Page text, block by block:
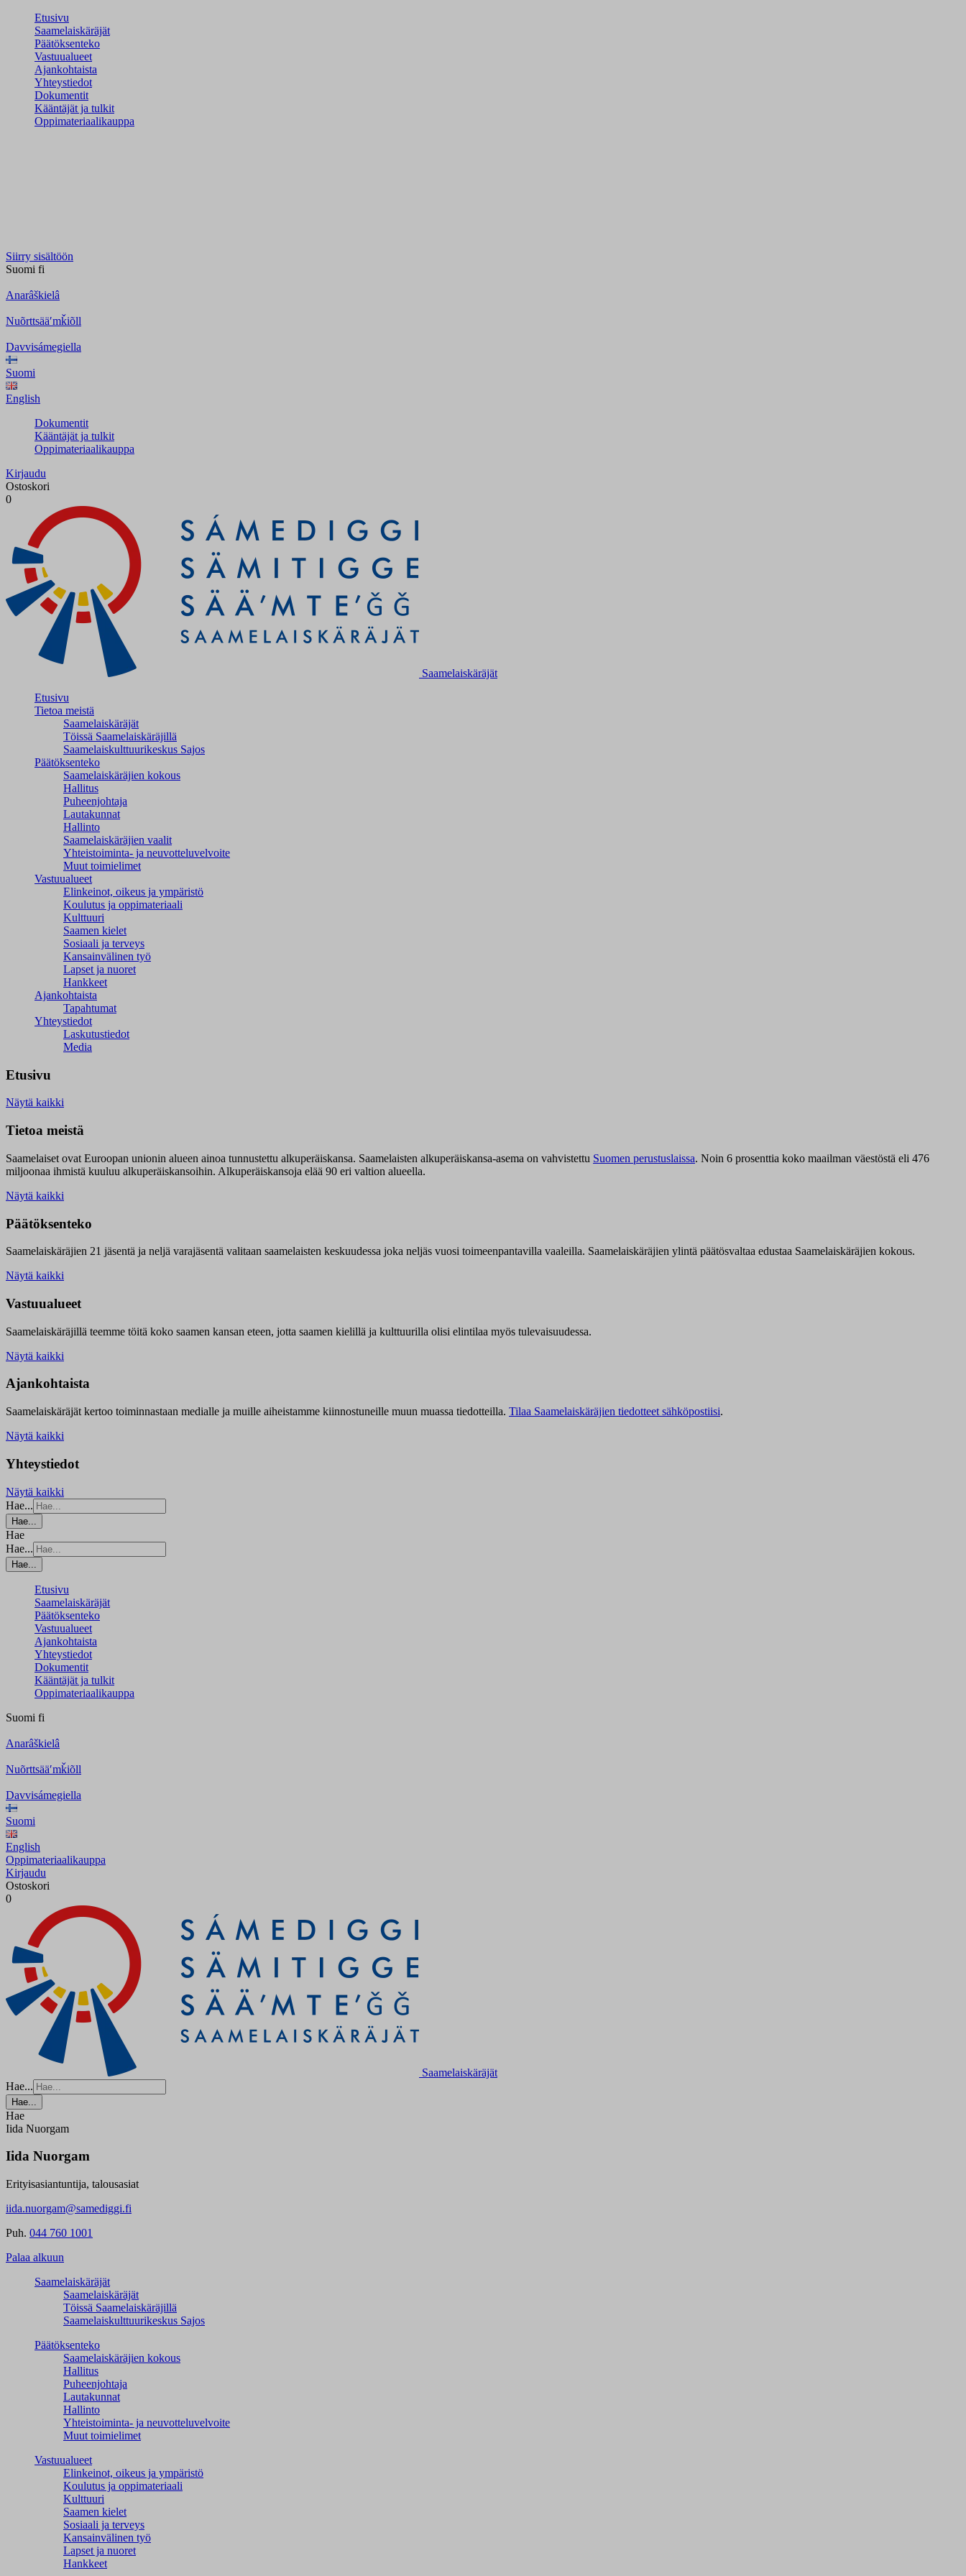
Etusivu
Saamelaiskäräjät
Päätöksenteko
Vastuualueet
Ajankohtaista
Yhteystiedot
Dokumentit
Kääntäjät ja tulkit
Oppimateriaalikauppa
Siirry sisältöön
Suomi fi
Anarâškielâ
Nuõrttsääʹmǩiõll
Davvisámegiella
Suomi
English
Dokumentit
Kääntäjät ja tulkit
Oppimateriaalikauppa
Kirjaudu
Ostoskori
0
Saamelaiskäräjät
Etusivu
Tietoa meistä
Saamelaiskäräjät
Töissä Saamelaiskäräjillä
Saamelaiskulttuuri­keskus Sajos
Päätöksenteko
Saamelaiskäräjien kokous
Hallitus
Puheenjohtaja
Lautakunnat
Hallinto
Saamelaiskäräjien vaalit
Yhteistoiminta- ja neuvotteluvelvoite
Muut toimielimet
Vastuualueet
Elinkeinot, oikeus ja ympäristö
Koulutus ja oppimateriaali
Kulttuuri
Saamen kielet
Sosiaali ja terveys
Kansainvälinen työ
Lapset ja nuoret
Hankkeet
Ajankohtaista
Tapahtumat
Yhteystiedot
Laskutustiedot
Media
Etusivu
Näytä kaikki
Tietoa meistä
Saamelaiset ovat Euroopan unionin alueen ainoa tunnustettu alkuperäiskansa. Saamelaisten alkuperäiskansa-asema on vahvistettu Suomen perustuslaissa. Noin 6 prosenttia koko maailman väestöstä eli 476
miljoonaa ihmistä kuuluu alkuperäiskansoihin. Alkuperäiskansoja elää 90 eri valtion alueella.
Näytä kaikki
Päätöksenteko
Saamelaiskäräjien 21 jäsentä ja neljä varajäsentä valitaan saamelaisten keskuudessa joka neljäs vuosi toimeenpantavilla vaaleilla. Saamelaiskäräjien ylintä päätösvaltaa edustaa Saamelaiskäräjien kokous.
Näytä kaikki
Vastuualueet
Saamelaiskäräjillä teemme töitä koko saamen kansan eteen, jotta saamen kielillä ja kulttuurilla olisi elintilaa myös tulevaisuudessa.
Näytä kaikki
Ajankohtaista
Saamelaiskäräjät kertoo toiminnastaan medialle ja muille aiheistamme kiinnostuneille muun muassa tiedotteilla. Tilaa Saamelaiskäräjien tiedotteet sähköpostiisi.
Näytä kaikki
Yhteystiedot
Näytä kaikki
Hae...
Hae...
Hae
Hae...
Hae...
Etusivu
Saamelaiskäräjät
Päätöksenteko
Vastuualueet
Ajankohtaista
Yhteystiedot
Dokumentit
Kääntäjät ja tulkit
Oppimateriaalikauppa
Suomi fi
Anarâškielâ
Nuõrttsääʹmǩiõll
Davvisámegiella
Suomi
English
Oppimateriaalikauppa
Kirjaudu
Ostoskori
0
Saamelaiskäräjät
Hae...
Hae...
Hae
Iida Nuorgam
Iida Nuorgam
Erityisasiantuntija, talousasiat
iida.nuorgam@samediggi.fi
Puh. 044 760 1001
Palaa alkuun
Saamelaiskäräjät
Saamelaiskäräjät
Töissä Saamelaiskäräjillä
Saamelaiskulttuuri­keskus Sajos
Päätöksenteko
Saamelaiskäräjien kokous
Hallitus
Puheenjohtaja
Lautakunnat
Hallinto
Yhteistoiminta- ja neuvotteluvelvoite
Muut toimielimet
Vastuualueet
Elinkeinot, oikeus ja ympäristö
Koulutus ja oppimateriaali
Kulttuuri
Saamen kielet
Sosiaali ja terveys
Kansainvälinen työ
Lapset ja nuoret
Hankkeet